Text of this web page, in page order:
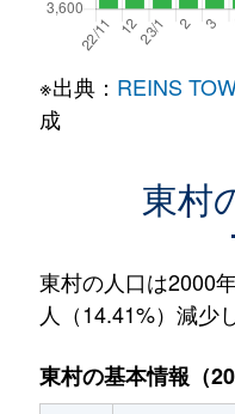
※出典： REINS
成
東村
東村の人口は2000
人（14.41%）減少
東村の基本情報（